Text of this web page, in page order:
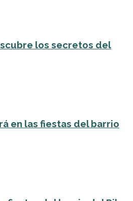
los secretos del
en las fiestas del barrio